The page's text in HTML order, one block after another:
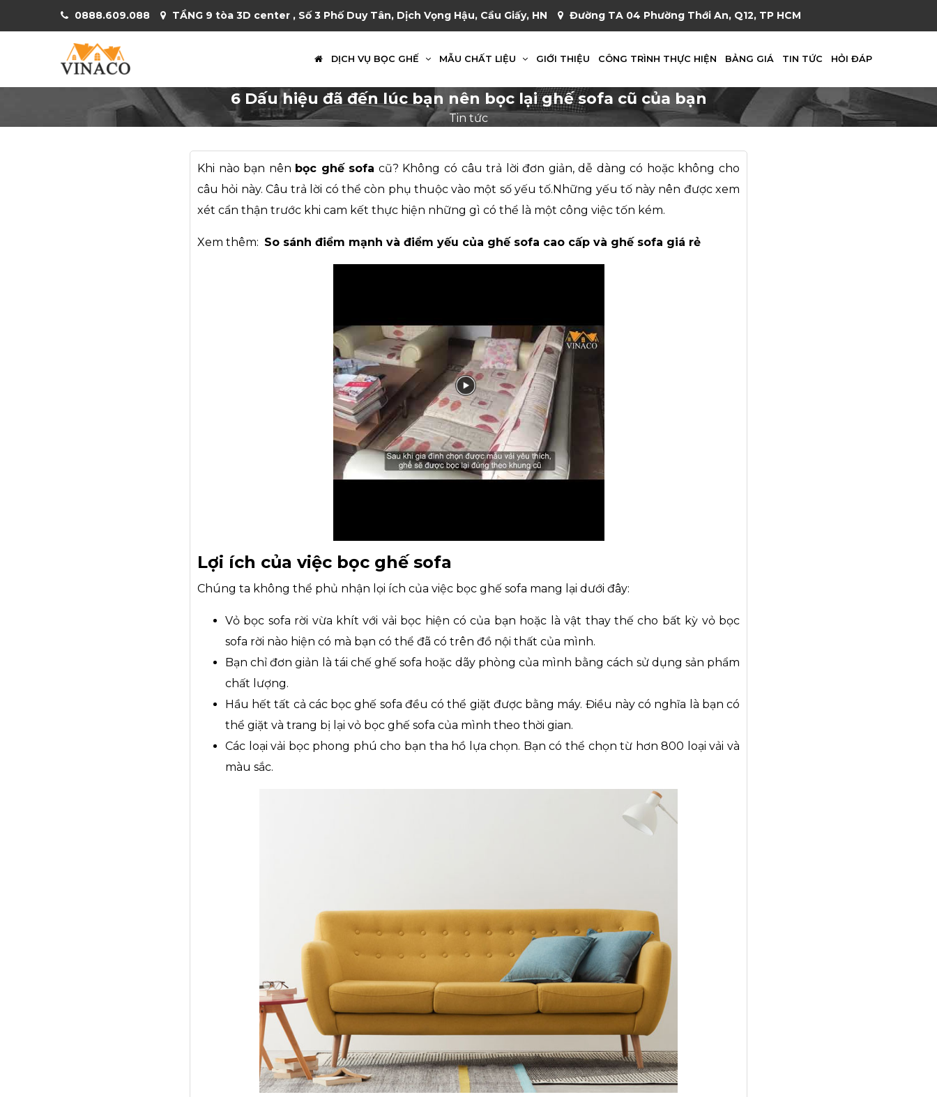
0888.609.088 TẦNG 9 tòa 3D center , Số 3 Phố Duy Tân, Dịch Vọng Hậu, Cầu Giấy, HN Đường TA 04 Phường Thới An, Q12, TP HCM
DỊCH VỤ BỌC GHẾ MẪU CHẤT LIỆU GIỚI THIỆU CÔNG TRÌNH THỰC HIỆN BẢNG GIÁ TIN TỨC HỎI ĐÁP
6 Dấu hiệu đã đến lúc bạn nên bọc lại ghế sofa cũ của bạn
Tin tức
Khi nào bạn nên bọc ghế sofa cũ? Không có câu trả lời đơn giản, dễ dàng có hoặc không cho
câu hỏi này. Câu trả lời có thể còn phụ thuộc vào một số yếu tố.Những yếu tố này nên được xem
xét cẩn thận trước khi cam kết thực hiện những gì có thể là một công việc tốn kém.
Xem thêm: So sánh điểm mạnh và điểm yếu của ghế sofa cao cấp và ghế sofa giá rẻ
Lợi ích của việc bọc ghế sofa
Chúng ta không thể phủ nhận lọi ích của việc bọc ghế sofa mang lại dưới đây:
Vỏ bọc sofa rời vừa khít với vải bọc hiện có của bạn hoặc là vật thay thế cho bất kỳ vỏ bọc
sofa rời nào hiện có mà bạn có thể đã có trên đồ nội thất của mình.
Bạn chỉ đơn giản là tái chế ghế sofa hoặc dãy phòng của mình bằng cách sử dụng sản phẩm
chất lượng.
Hầu hết tất cả các bọc ghế sofa đều có thể giặt được bằng máy. Điều này có nghĩa là bạn có
thể giặt và trang bị lại vỏ bọc ghế sofa của mình theo thời gian.
Các loại vải bọc phong phú cho bạn tha hồ lựa chọn. Bạn có thể chọn từ hơn 800 loại vải và
màu sắc.